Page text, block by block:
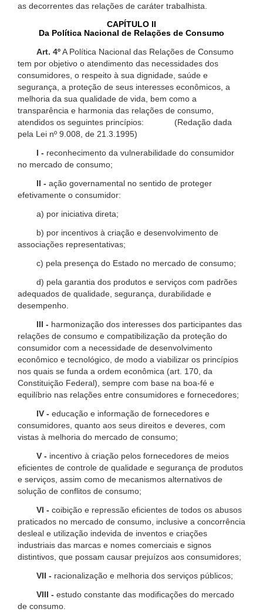
as decorrentes das relações de caráter trabalhista.
CAPÍTULO II
Da Política Nacional de Relações de Consumo
Art. 4ºA Política Nacional das Relações de Consumo
tem por objetivo o atendimento das necessidades dos
consumidores, o respeito à sua dignidade, saúde e
segurança, a proteção de seus interesses econômicos, a
melhoria da sua qualidade de vida, bem como a
transparência e harmonia das relações de consumo,
atendidos os seguintes princípios: (Redação dada
pela Lei nº 9.008, de 21.3.1995)
I - reconhecimento da vulnerabilidade do consumidor
no mercado de consumo;
II - ação governamental no sentido de proteger
efetivamente o consumidor:
a) por iniciativa direta;
b) por incentivos à criação e desenvolvimento de
associações representativas;
c) pela presença do Estado no mercado de consumo;
d) pela garantia dos produtos e serviços com padrões
adequados de qualidade, segurança, durabilidade e
desempenho.
III - harmonização dos interesses dos participantes das
relações de consumo e compatibilização da proteção do
consumidor com a necessidade de desenvolvimento
econômico e tecnológico, de modo a viabilizar os princípios
nos quais se funda a ordem econômica (art. 170, da
Constituição Federal), sempre com base na boa-fé e
equilíbrio nas relações entre consumidores e fornecedores;
IV - educação e informação de fornecedores e
consumidores, quanto aos seus direitos e deveres, com
vistas à melhoria do mercado de consumo;
V - incentivo à criação pelos fornecedores de meios
eficientes de controle de qualidade e segurança de produtos
e serviços, assim como de mecanismos alternativos de
solução de conflitos de consumo;
VI - coibição e repressão eficientes de todos os abusos
praticados no mercado de consumo, inclusive a concorrência
desleal e utilização indevida de inventos e criações
industriais das marcas e nomes comerciais e signos
distintivos, que possam causar prejuízos aos consumidores;
VII - racionalização e melhoria dos serviços públicos;
VIII - estudo constante das modificações do mercado
de consumo.